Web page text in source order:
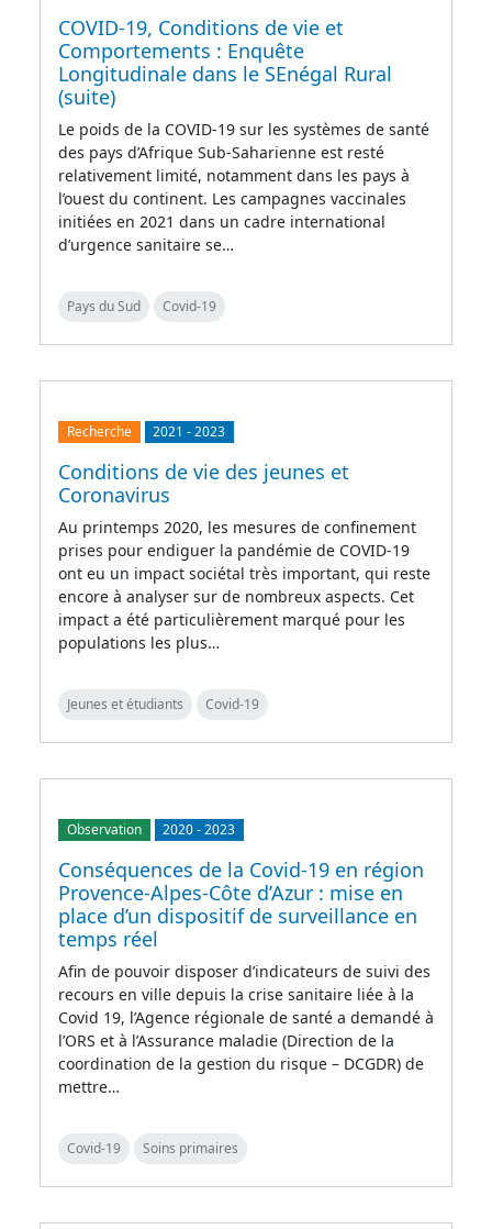
COVID-19, Conditions de vie et
Comportements : Enquête
Longitudinale dans le SEnégal Rural
(suite)
Le poids de la COVID-19 sur les systèmes de santé
des pays d’Afrique Sub-Saharienne est resté
relativement limité, notamment dans les pays à
l’ouest du continent. Les campagnes vaccinales
initiées en 2021 dans un cadre international
d’urgence sanitaire se…
Pays du Sud Covid-19
Recherche 2021 -2023
Conditions de vie des jeunes et
Coronavirus
Au printemps 2020, les mesures de confinement
prises pour endiguer la pandémie de COVID-19
ont eu un impact sociétal très important, qui reste
encore à analyser sur de nombreux aspects. Cet
impact a été particulièrement marqué pour les
populations les plus…
Jeunes et étudiants Covid-19
Observation 2020-2023
Conséquences de la Covid-19 en région
Provence-Alpes-Côte d’Azur : mise en
place d’un dispositif de surveillance en
temps réel
Afin de pouvoir disposer d’indicateurs de suivi des
recours en ville depuis la crise sanitaire liée à la
Covid 19, l’Agence régionale de santé a demandé à
l’ORS et à l’Assurance maladie (Direction de la
coordination de la gestion du risque – DCGDR) de
mettre…
Covid-19 Soins primaires